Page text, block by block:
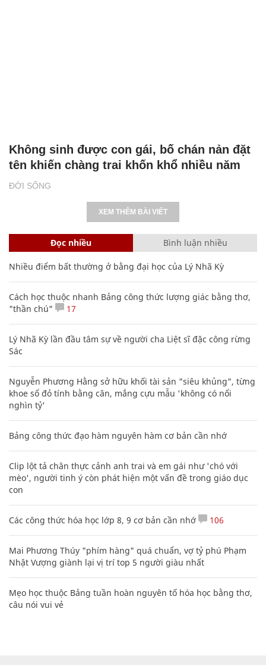
ĐỜI SỐNG
Không sinh được con gái, bố chán nản đặt
tên khiến chàng trai khốn khổ nhiều năm
XEM THÊM BÀI VIẾT
Đọc nhiều Bình luận nhiều
Nhiều điểm bất thường ở bằng đại học của Lý Nhã Kỳ
Cách học thuộc nhanh Bảng công thức lượng giác bằng thơ,
"thần chú"
17
Lý Nhã Kỳ lần đầu tâm sự về người cha Liệt sĩ đặc công rừng
Sác
Nguyễn Phương Hằng sở hữu khối tài sản "siêu khủng", từng
khoe sổ đỏ tính bằng cân, mắng cựu mẫu 'không có nổi
nghìn tỷ'
Bảng công thức đạo hàm nguyên hàm cơ bản cần nhớ
Clip lột tả chân thực cảnh anh trai và em gái như 'chó với
mèo', người tinh ý còn phát hiện một vấn đề trong giáo dục
con
Các công thức hóa học lớp 8, 9 cơ bản cần nhớ 106
Mai Phương Thúy "phím hàng" quá chuẩn, vợ tỷ phú Phạm
Nhật Vượng giành lại vị trí top 5 người giàu nhất
Mẹo học thuộc Bảng tuần hoàn nguyên tố hóa học bằng thơ,
câu nói vui vẻ